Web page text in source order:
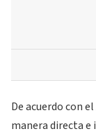
De acuerdo con
manera directa